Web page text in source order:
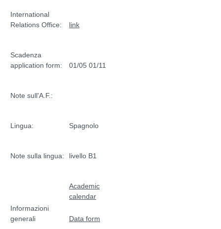
International
Relations Office:
link
Scadenza
application form:
01/05 01/11
Note sull'A.F.:
Lingua: Spagnolo
Note sulla lingua: livello B1
Informazioni
generali
Academic
calendar
Data form